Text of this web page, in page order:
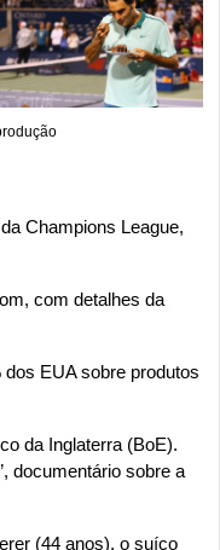
Champions League,
com detalhes da
EUA sobre produtos
da Inglaterra (BoE).
documentário sobre a
(44 anos), o suíço